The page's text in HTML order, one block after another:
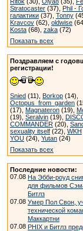
Stratocaster (37), Phil -
галактики (37), Tonny
Kravcov (62), oldwise
Kosta (68), zaka (72)
Показать всех
Поздравляем с
регистрации!
Snied (11), Borkop (14),
Octopus_from_garden
(17), Magnateron (19),
(19), Seralvin (19),
COMMANDER (20),
sexuality itself (22), WKH
YOU (24), Yutan (24)
Показать всех
Последние новости:
07.08 На Эбби-роуд
для фильмов
Битлз
07.08 Умер Пол Свон,
технической
Маккартни
07.08 PHIX и Битлз